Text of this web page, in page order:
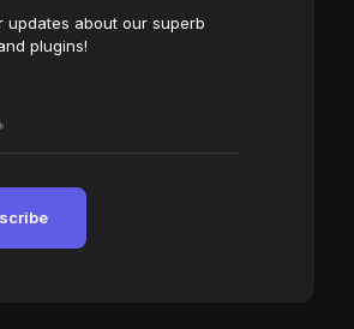
updates about our superb
plugins!